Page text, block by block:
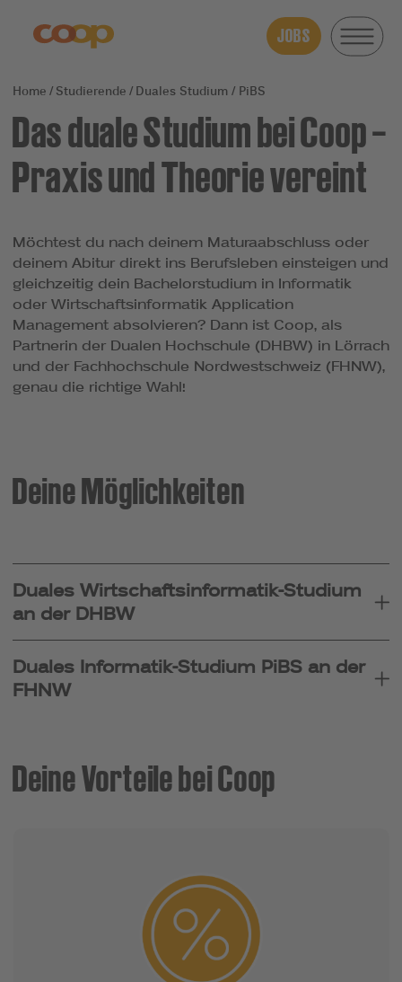
JOBS
Studierende Duales Studium / PiBS
Das duale Studium bei Coop –
Praxis und Theorie vereint
Möchtest du nach deinem Maturaabschluss oder
deinem Abitur direkt ins Berufsleben einsteigen und
gleichzeitig dein Bachelorstudium in Informatik
oder Wirtschaftsinformatik Application
Management absolvieren? Dann ist Coop, als
Partnerin der Dualen Hochschule (DHBW) in Lörrach
und der Fachhochschule Nordwestschweiz (FHNW),
genau die richtige Wahl!
Deine Möglichkeiten
Duales Wirtschaftsinformatik-Studium
an der DHBW
Duales Informatik-Studium PiBS an der
FHNW
Deine Vorteile bei Coop